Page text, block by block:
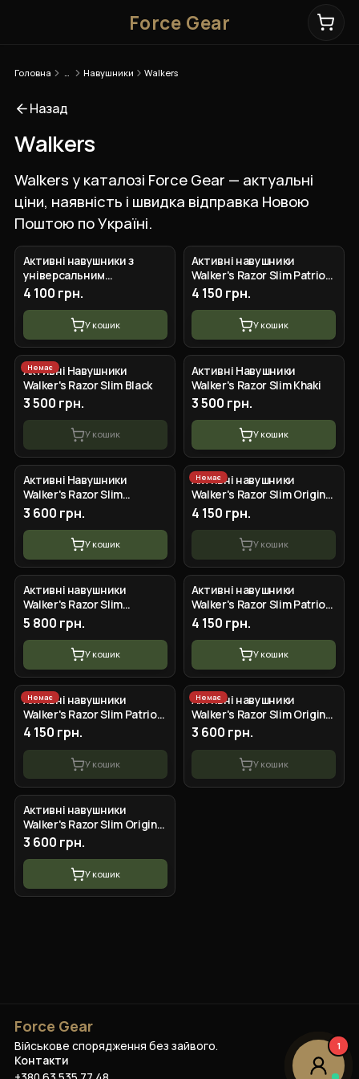
Force Gear
Головна Навушники Walkers
Назад
Walkers
Walkers у каталозі Force Gear — актуальні
ціни, наявність і швидка відправка Новою
Поштою по Україні.
Активні навушники з
універсальним
кріпленням Walker's Razor
Kryptek Original
4 100 грн.
У кошик
Активні навушники
Walker's Razor Slim Patriot
Original з патчами (Сірий)
4 150 грн.
У кошик
Немає
Активні Навушники
Walker's Razor Slim Black
3 500 грн.
У кошик
Активні Навушники
Walker's Razor Slim Khaki
3 500 грн.
У кошик
Активні Навушники
Walker's Razor Slim
Multicam
3 600 грн.
У кошик
Немає
Активні навушники
Walker's Razor Slim Original
з патчами (Коричневий)
4 150 грн.
У кошик
Активні навушники
Walker's Razor Slim
Original, FDE (Пісочний)
5 800 грн.
У кошик
Активні навушники
Walker's Razor Slim Patriot
Original (Оливковий)
4 150 грн.
У кошик
Немає
Активні навушники
Walker's Razor Slim Patriot
Original з патчами
(Чорний)
4 150 грн.
У кошик
Немає
Активні навушники
Walker's Razor Slim Original
(Чорний)
3 600 грн.
У кошик
Активні навушники
Walker's Razor Slim Original
(Мультикам)
3 600 грн.
У кошик
Force Gear
Військове спорядження без зайвого.
Контакти
1